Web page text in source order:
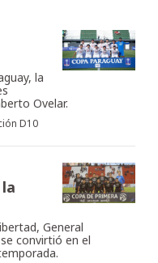
la
Ovelar.
D10
General
convirtió en el